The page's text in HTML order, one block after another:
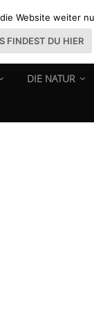
DIE NATUR
Website weiter
FINDEST DU HIER